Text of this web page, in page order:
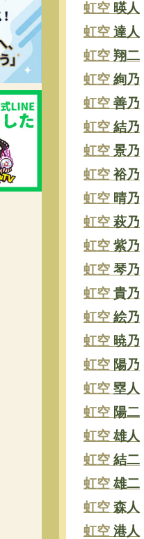
虹空 暎人
虹空 達人
虹空 翔二
虹空 絢乃
虹空 善乃
虹空 結乃
虹空 景乃
虹空 裕乃
虹空 晴乃
虹空 萩乃
虹空 紫乃
虹空 琴乃
虹空 貴乃
虹空 絵乃
虹空 暁乃
虹空 陽乃
虹空 塁人
虹空 陽二
虹空雄人
虹空 結二
虹空雄二
虹空 森人
虹空 港人